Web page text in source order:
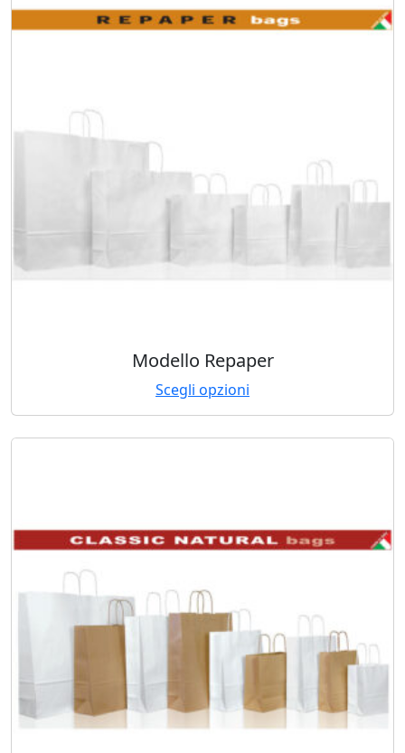
Modello Repaper
Scegli opzioni